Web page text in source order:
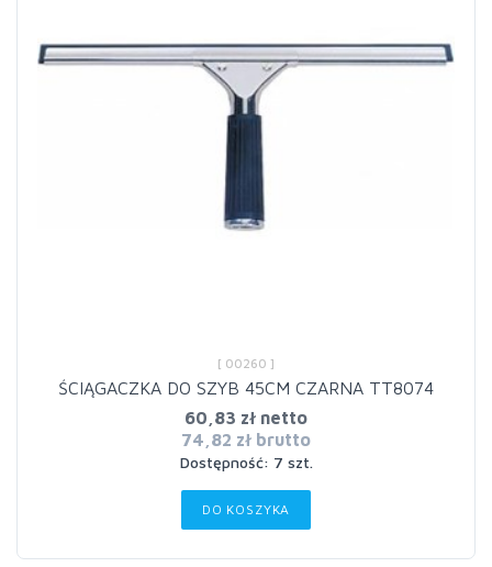
[ 00260 ]
ŚCIĄGACZKA DO SZYB 45CM CZARNA TT8074
60,83 zł netto
74,82 zł brutto
Dostępność: 7 szt.
DO KOSZYKA